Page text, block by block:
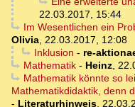
22.03.2017, 15:44
Im Wesentlichen ein
Olivia, 22.03.2017, 12:08
Inklusion - re-
Mathematik- Heinz,
Mathematik könnte so
Mathematikdidaktik, denn
- Literaturhinweis,